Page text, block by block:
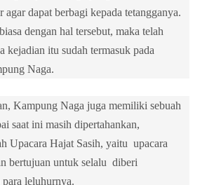
agar dapat berbagi kepada tetangganya.
dengan hal tersebut, maka telah
kejadian itu sudah termasuk pada
Naga.
Kampung Naga juga memiliki sebuah
saat ini masih dipertahankan,
Upacara Hajat Sasih, yaitu upacara
bertujuan untuk selalu diberi
para leluhurnya.